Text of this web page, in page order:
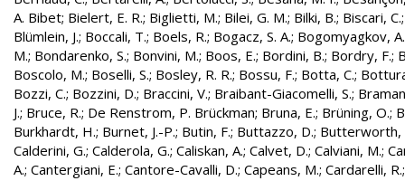
A. Bibet; Bielert, E. R.; Biglietti, M.; Bilei, G. M.; Bilki, B.; Biscari, C.
Blümlein, J.; Boccali, T.; Boels, R.; Bogacz, S. A.; Bogomyagkov, A.
M.; Bondarenko, S.; Bonvini, M.; Boos, E.; Bordini, B.; Bordry, F.;
Boscolo, M.; Boselli, S.; Bosley, R. R.; Bossu, F.; Botta, C.;
Bozzi, C.; Bozzini, D.; Braccini, V.; Braibant-Giacomelli, S.;
J.; Bruce, R.; De Renstrom, P. Brückman; Bruna, E.; Brüning, O.;
Burkhardt, H.; Burnet, J.-P.; Butin, F.; Buttazzo, D.; Butterworth,
Calderini, G.; Calderola, G.; Caliskan, A.; Calvet, D.; Calviani, M.;
A.; Cantergiani, E.; Cantore-Cavalli, D.; Capeans, M.; Cardarelli, R.